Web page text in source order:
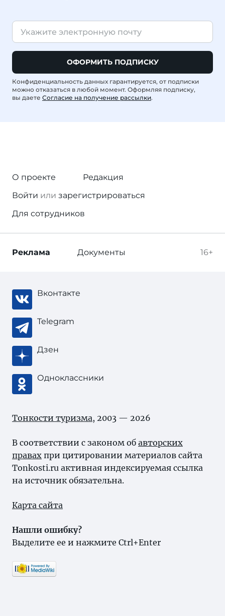
ОФОРМИТЬ ПОДПИСКУ
Конфиденциальность данных гарантируется, от подписки
можно отказаться в любой момент. Оформляя подписку,
вы даете Согласие на получение рассылки.
О проекте
Редакция
Войти или зарегистрироваться
Для сотрудников
16+
Реклама Документы
Вконтакте
Telegram
Дзен
Одноклассники
Тонкости туризма, 2003 — 2026
В соответствии с законом об авторских
правах при цитировании материалов сайта
Tonkosti.ru активная индексируемая ссылка
на источник обязательна.
Карта сайта
Нашли ошибку?
Выделите ее и нажмите Ctrl+Enter